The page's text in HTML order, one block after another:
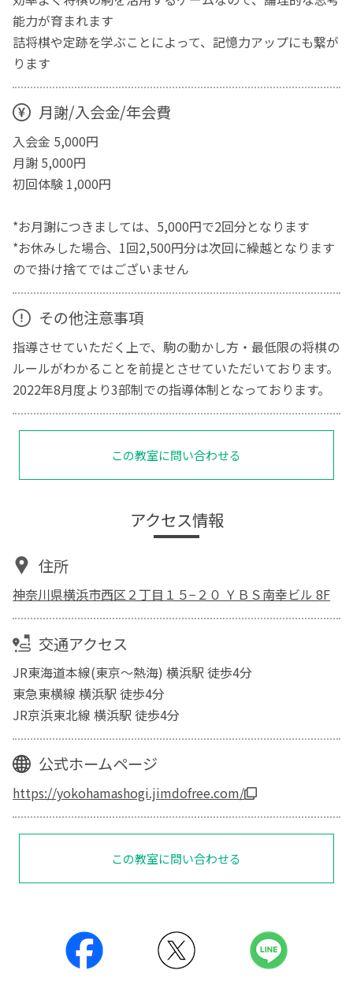
能力が育まれます
詰将棋や定跡を学ぶことによって、記憶力アップにも繋が
ります
月謝/入会金/年会費
入会金 5,000円
月謝 5,000円
初回体験 1,000円
*お月謝につきましては、5,000円で2回分となります
*お休みした場合、1回2,500円分は次回に繰越となります
ので掛け捨てではございません
その他注意事項
指導させていただく上で、駒の動かし方・最低限の将棋の
ルールがわかることを前提とさせていただいております。
2022年8月度より3部制での指導体制となっております。
この教室に問い合わせる
アクセス情報
住所
神奈川県横浜市西区２丁目１５−２０ ＹＢＳ南幸ビル 8F
交通アクセス
JR東海道本線(東京～熱海) 横浜駅 徒歩4分
東急東横線 横浜駅 徒歩4分
JR京浜東北線 横浜駅 徒歩4分
公式ホームページ
https://yokohamashogi.jimdofree.com/
この教室に問い合わせる